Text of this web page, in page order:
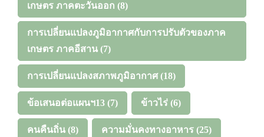
เกษตร ภาคตะวันออก (8)
การเปลี่ยนแปลงภูมิอากาศกับการปรับตัวของภาค
เกษตร ภาคอีสาน (7)
การเปลี่ยนแปลงสภาพภูมิอากาศ(18)
ข้อเสนอต่อแผนฯ13 (7) ข้าวไร่ (6)
คนคืนถิ่น (8) ความมั่นคงทางอาหาร (25)